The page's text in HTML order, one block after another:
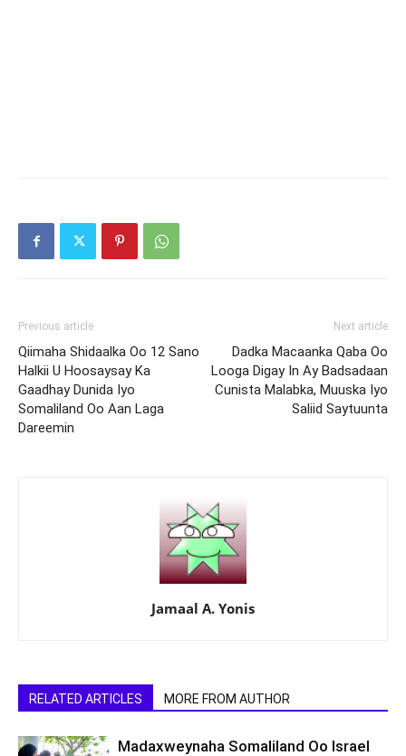
Previous article
Qiimaha Shidaalka Oo 12 Sano
Halkii U Hoosaysay Ka
Gaadhay Dunida Iyo
Somaliland Oo Aan Laga
Dareemin
Next article
Dadka Macaanka Qaba Oo
Looga Digay In Ay Badsadaan
Cunista Malabka, Muuska Iyo
Saliid Saytuunta
Jamaal A. Yonis
RELATED ARTICLES MORE FROM AUTHOR
Madaxweynaha Somaliland Oo Israel